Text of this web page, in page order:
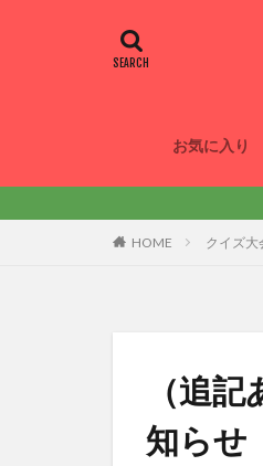
お気に入り
HOME クイズ大
（追
知らせ